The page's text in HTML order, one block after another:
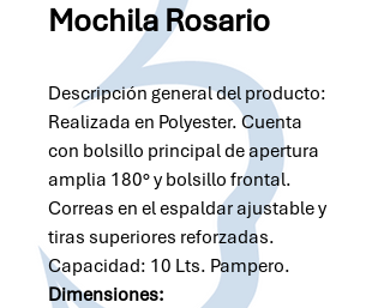
Mochila Rosario
Descripción general del producto:
Realizada en Polyester. Cuenta
con bolsillo principal de apertura
amplia 180° y bolsillo frontal.
Correas en el espaldar ajustable y
tiras superiores reforzadas.
Capacidad: 10 Lts. Pampero.
Dimensiones: